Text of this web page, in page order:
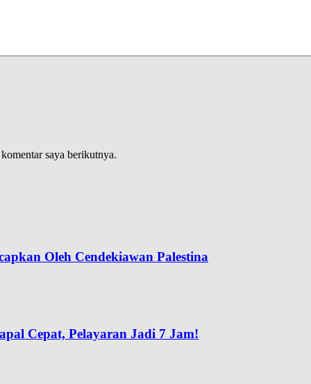
saya berikutnya.
Oleh Cendekiawan Palestina
Cepat, Pelayaran Jadi 7 Jam!